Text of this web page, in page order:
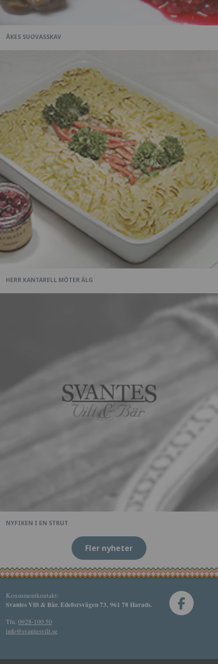
ÅKES SUOVASSKAV
HERR KANTARELL MÖTER ÄLG
NYFIKEN I EN STRUT
Fler nyheter
Konsumentkontakt:
Svantes Vilt & Bär. Edeforsvägen 73, 961 78 Harads.
Tfn. 0928-100 50
info@svantesvilt.se